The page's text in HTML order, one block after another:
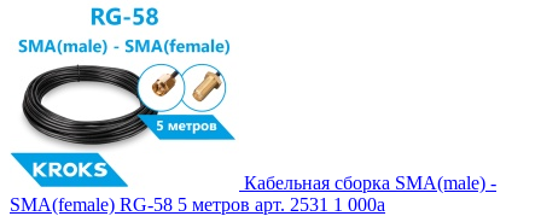
Кабельная сборка SMA(male) -
SMA(female) RG-58 5 метров арт. 2531 1 000a